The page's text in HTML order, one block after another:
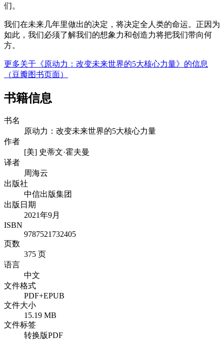
们。
我们在未来几年里做出的决定，将决定全人类的命运。正因为
如此，我们必须了解我们的想象力和创造力将把我们带向何
方。
更多关于《原动力：改变未来世界的5大核心力量》的信息
（豆瓣图书页面）
书籍信息
书名
原动力：改变未来世界的5大核心力量
作者
[美] 史蒂文·霍夫曼
译者
周海云
出版社
中信出版集团
出版日期
2021年9月
ISBN
9787521732405
页数
375 页
语言
中文
文件格式
PDF+EPUB
文件大小
15.19 MB
文件标签
转换版PDF